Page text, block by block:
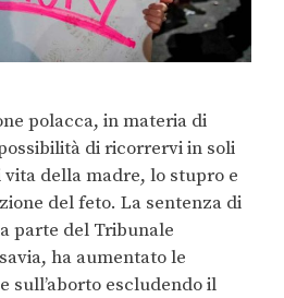
polacca, in materia di
di ricorrervi in soli
della madre, lo stupro e
del feto. La sentenza di
parte del Tribunale
ha aumentato le
sull’aborto escludendo il